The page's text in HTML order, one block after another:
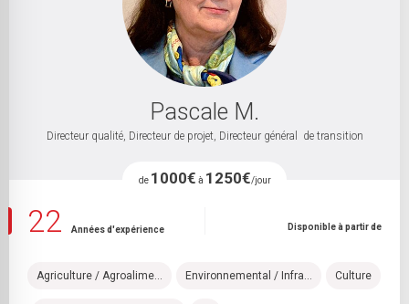
Pascale M.
Directeur qualité, Directeur de projet, Directeur général de transition
de 1000€ à 1250€/jour
22 Années d'expérience Disponible à partir de
Agriculture / Agroalime... Environnemental / Infra... Culture